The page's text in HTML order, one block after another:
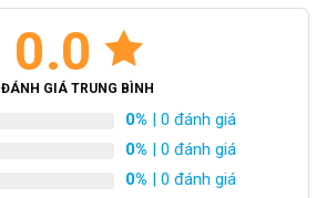
0.0
ĐÁNH GIÁ TRUNG BÌNH
0% | 0 đánh giá
0% | 0 đánh giá
0% | 0 đánh giá